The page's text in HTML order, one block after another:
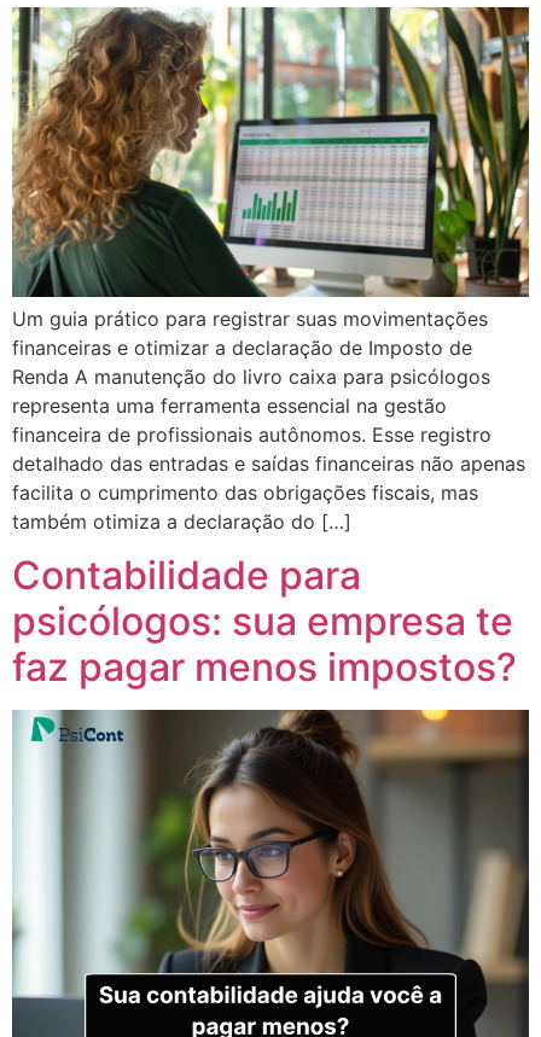
Um guia prático para registrar suas movimentações
financeiras e otimizar a declaração de Imposto de
Renda A manutenção do livro caixa para psicólogos
representa uma ferramenta essencial na gestão
financeira de profissionais autônomos. Esse registro
detalhado das entradas e saídas financeiras não apenas
facilita o cumprimento das obrigações fiscais, mas
também otimiza a declaração do […]
Contabilidade para
psicólogos: sua empresa te
faz pagar menos impostos?